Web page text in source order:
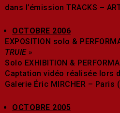
dans l’émission TRACKS –
OCTOBRE 2006
EXPOSITION solo &
TRUIE »
Solo EXHIBITION &
Captation vidéo réalisée lors
Galerie Éric MIRCHER – Paris
OCTOBRE 2005